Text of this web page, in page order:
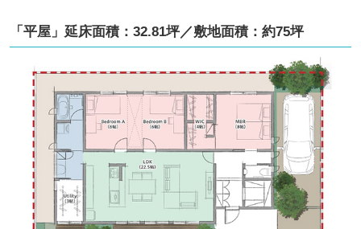
「平屋」延床面積：32.81坪／敷地面積：約75坪